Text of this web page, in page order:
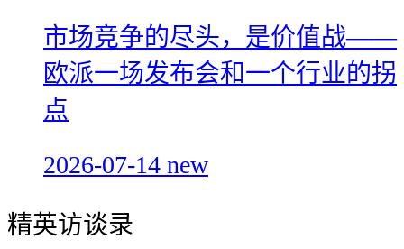
市场竞争的尽头，是价值战——
欧派一场发布会和一个行业的拐
点
2026-07-14 new
精英访谈录